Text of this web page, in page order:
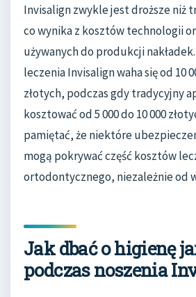
Invisalign zwykle jest droższe niż
co wynika z kosztów technologii
używanych do produkcji
leczenia Invisalign waha się od 10
złotych, podczas gdy tradycyjny
kosztować od 5 000 do 10 000
pamiętać, że niektóre
mogą pokrywać część kosztów
ortodontycznego, niezależnie od
Jak dbać o higienę
podczas noszenia